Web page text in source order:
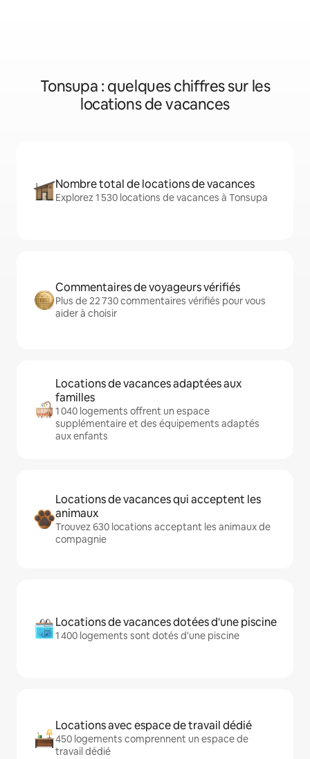
Tonsupa : quelques chiffres sur les
locations de vacances
Nombre total de locations de vacances
Explorez 1 530 locations de vacances à Tonsupa
Commentaires de voyageurs vérifiés
Plus de 22 730 commentaires vérifiés pour vous
aider à choisir
Locations de vacances adaptées aux
familles
1 040 logements offrent un espace
supplémentaire et des équipements adaptés
aux enfants
Locations de vacances qui acceptent les
animaux
Trouvez 630 locations acceptant les animaux de
compagnie
Locations de vacances dotées d'une piscine
1 400 logements sont dotés d'une piscine
Locations avec espace de travail dédié
450 logements comprennent un espace de
travail dédié